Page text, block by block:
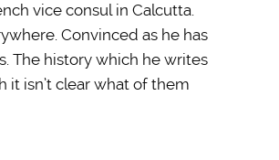
vice consul in Calcutta.
Convinced as he has
The history which he writes
isn’t clear what of them